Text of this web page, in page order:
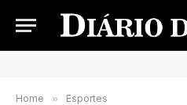
Home » Esportes